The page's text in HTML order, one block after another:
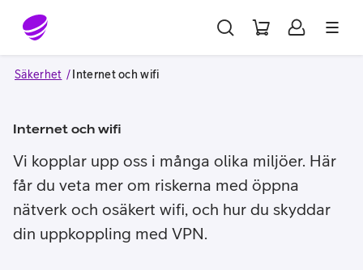
Gå till sidans innehåll
Säkerhet Internet och wifi
Internet och wifi
Vi kopplar upp oss i många olika miljöer. Här
får du veta mer om riskerna med öppna
nätverk och osäkert wifi, och hur du skyddar
din uppkoppling med VPN.